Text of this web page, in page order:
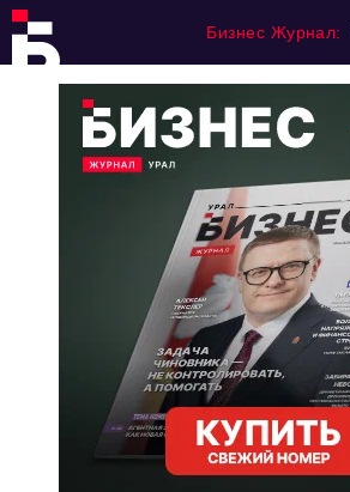
Бизнес Журнал:
Тема номера